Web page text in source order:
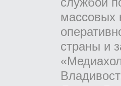
массовых
страны и